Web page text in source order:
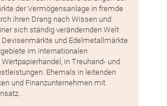
der Vermögensanlage in fremde
ihren Drang nach Wissen und
sich ständig verändernden Welt
Devisenmärkte und Edelmetallmärkte
im internationalen
in Treuhand- und
Ehemals in leitenden
und Finanzunternehmen mit